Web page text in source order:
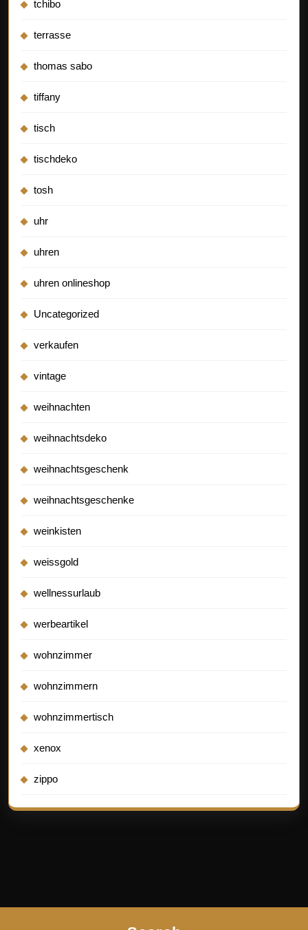
tchibo
terrasse
thomas sabo
tiffany
tisch
tischdeko
tosh
uhr
uhren
uhren onlineshop
Uncategorized
verkaufen
vintage
weihnachten
weihnachtsdeko
weihnachtsgeschenk
weihnachtsgeschenke
weinkisten
weissgold
wellnessurlaub
werbeartikel
wohnzimmer
wohnzimmern
wohnzimmertisch
xenox
zippo